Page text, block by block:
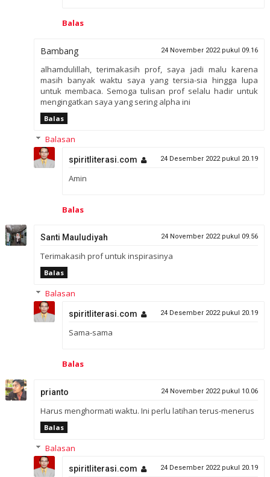
Balas
Bambang 24 November 2022 pukul 09.16
alhamdulillah, terimakasih prof, saya jadi malu karena
masih banyak waktu saya yang tersia-sia hingga lupa
untuk membaca. Semoga tulisan prof selalu hadir untuk
mengingatkan saya yang sering alpha ini
Balas
Balasan
spiritliterasi.com 24 Desember 2022 pukul 20.19
Amin
Balas
Santi Mauludiyah 24 November 2022 pukul 09.56
Terimakasih prof untuk inspirasinya
Balas
Balasan
spiritliterasi.com 24 Desember 2022 pukul 20.19
Sama-sama
Balas
prianto 24 November 2022 pukul 10.06
Harus menghormati waktu. Ini perlu latihan terus-menerus
Balas
Balasan
spiritliterasi.com 24 Desember 2022 pukul 20.19